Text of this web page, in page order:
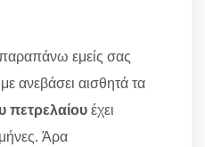
εμείς σας
ανεβάσει αισθητά τα
πετρελαίουέχει
Άρα